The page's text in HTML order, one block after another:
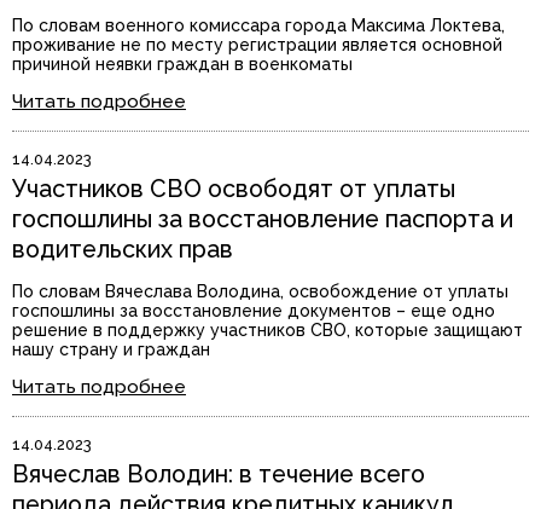
По словам военного комиссара города Максима Локтева,
проживание не по месту регистрации является основной
причиной неявки граждан в военкоматы
Читать подробнее
14.04.2023
Участников СВО освободят от уплаты
госпошлины за восстановление паспорта и
водительских прав
По словам Вячеслава Володина, освобождение от уплаты
госпошлины за восстановление документов – еще одно
решение в поддержку участников СВО, которые защищают
нашу страну и граждан
Читать подробнее
14.04.2023
Вячеслав Володин: в течение всего